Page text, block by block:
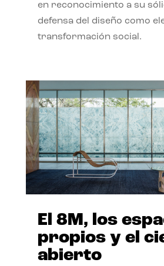
en reconocimiento a su
defensa del diseño como
transformación social.
El 8M, los
propios y el
abierto